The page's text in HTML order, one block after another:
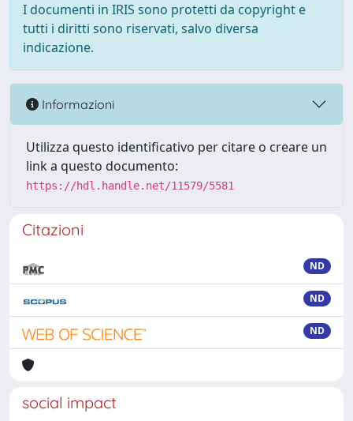
I documenti in IRIS sono protetti da copyright e
tutti i diritti sono riservati, salvo diversa
indicazione.
Informazioni
Utilizza questo identificativo per citare o creare un
link a questo documento:
https://hdl.handle.net/11579/5581
Citazioni
ND
ND
ND
social impact